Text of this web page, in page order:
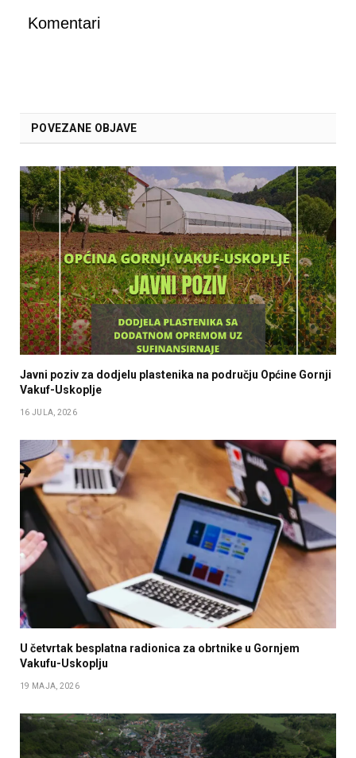
Komentari
POVEZANE OBJAVE
Javni poziv za dodjelu plastenika na području Općine Gornji
Vakuf-Uskoplje
16 JULA, 2026
U četvrtak besplatna radionica za obrtnike u Gornjem
Vakufu-Uskoplju
19 MAJA, 2026